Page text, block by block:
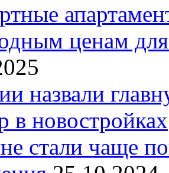
ценам
назвали
в новостройках
стали чаще